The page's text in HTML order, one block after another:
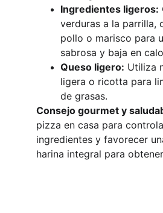
Ingredientes ligeros:
verduras a la parrilla,
pollo o marisco para
sabrosa y baja en
Queso ligero: Utiliza
ligera o ricotta para
de grasas.
Consejo gourmet y
pizza en casa para
ingredientes y favorecer
harina integral para